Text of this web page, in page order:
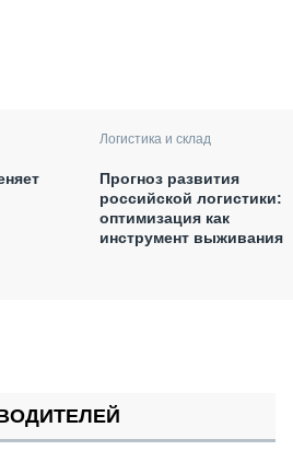
Логистика и склад
Прогноз развития
российской логистики:
оптимизация как
инструмент выживания